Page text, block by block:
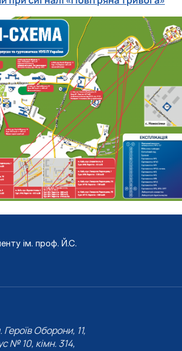
ім. проф. Й.С.
Героїв Оборони, 11,
№ 10, кімн. 314,